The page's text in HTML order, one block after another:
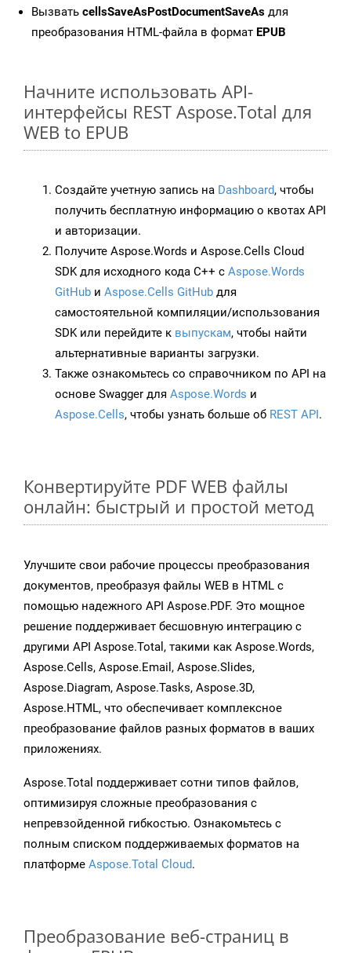
Вызвать cellsSaveAsPostDocumentSaveAs для
преобразования HTML-файла в формат EPUB
Начните использовать API-
интерфейсы REST Aspose.Total для
WEB to EPUB
Создайте учетную запись на Dashboard, чтобы
получить бесплатную информацию о квотах API
и авторизации.
Получите Aspose.Words и Aspose.Cells Cloud
SDK для исходного кода C++ с Aspose.Words
GitHub и Aspose.Cells GitHub для
самостоятельной компиляции/использования
SDK или перейдите к выпускам, чтобы найти
альтернативные варианты загрузки.
Также ознакомьтесь со справочником по API на
основе Swagger для Aspose.Words и
Aspose.Cells, чтобы узнать больше об REST API.
Конвертируйте PDF WEB файлы
онлайн: быстрый и простой метод
Улучшите свои рабочие процессы преобразования
документов, преобразуя файлы WEB в HTML с
помощью надежного API Aspose.PDF. Это мощное
решение поддерживает бесшовную интеграцию с
другими API Aspose.Total, такими как Aspose.Words,
Aspose.Cells, Aspose.Email, Aspose.Slides,
Aspose.Diagram, Aspose.Tasks, Aspose.3D,
Aspose.HTML, что обеспечивает комплексное
преобразование файлов разных форматов в ваших
приложениях.
Aspose.Total поддерживает сотни типов файлов,
оптимизируя сложные преобразования с
непревзойденной гибкостью. Ознакомьтесь с
полным списком поддерживаемых форматов на
платформе Aspose.Total Cloud.
Преобразование веб-страниц в